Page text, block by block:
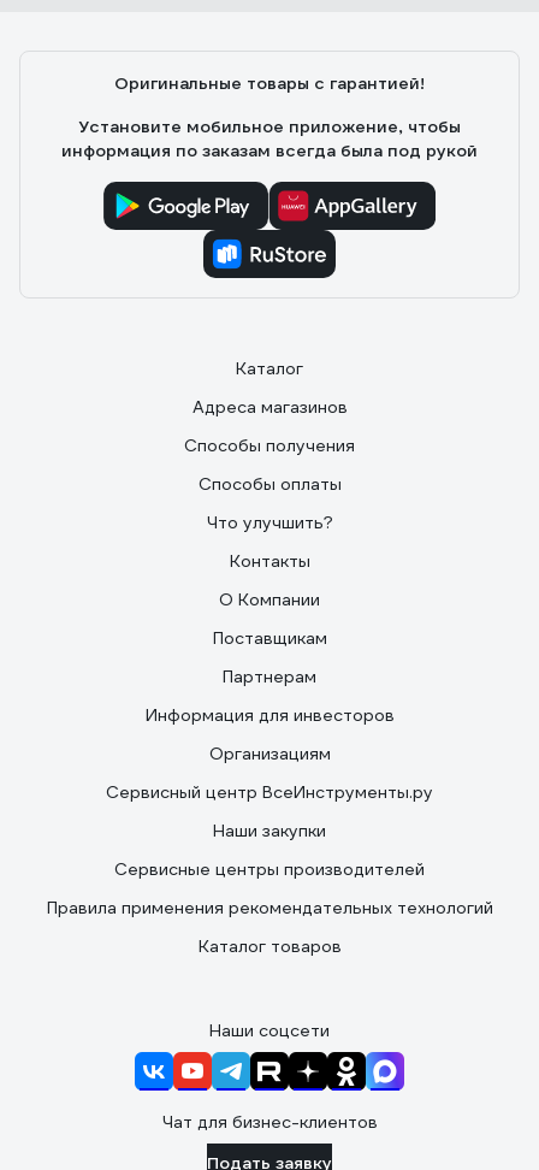
Оригинальные товары с гарантией!
Установите мобильное приложение, чтобы
информация по заказам всегда была под рукой
Каталог
Адреса магазинов
Способы получения
Способы оплаты
Что улучшить?
Контакты
О Компании
Поставщикам
Партнерам
Информация для инвесторов
Организациям
Сервисный центр ВсеИнструменты.ру
Наши закупки
Сервисные центры производителей
Правила применения рекомендательных технологий
Каталог товаров
Наши соцсети
Чат для бизнес-клиентов
Подать заявку